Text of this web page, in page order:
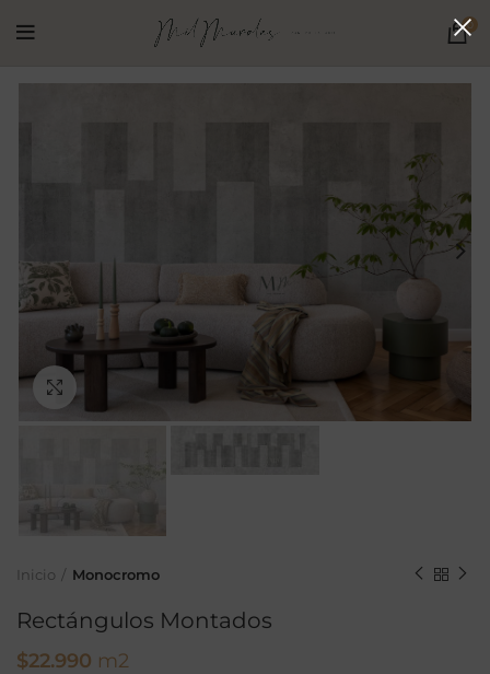
0
Inicio Monocromo
Rectángulos Montados
$22.990 m2